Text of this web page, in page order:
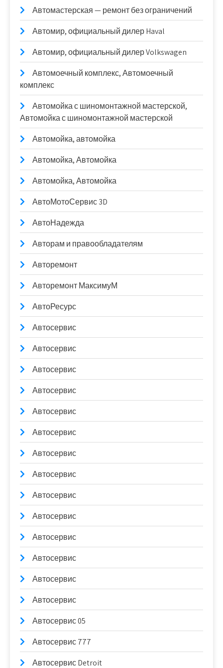
Автомастерская — ремонт без ограничений
Автомир, официальный дилер Haval
Автомир, официальный дилер Volkswagen
Автомоечный комплекс, Автомоечный
комплекс
Автомойка с шиномонтажной мастерской,
Автомойка с шиномонтажной мастерской
Автомойка, автомойка
Автомойка, Автомойка
Автомойка, Автомойка
АвтоМотоСервис 3D
АвтоНадежда
Авторам и правообладателям
Авторемонт
Авторемонт МаксимуМ
АвтоРесурс
Автосервис
Автосервис
Автосервис
Автосервис
Автосервис
Автосервис
Автосервис
Автосервис
Автосервис
Автосервис
Автосервис
Автосервис
Автосервис
Автосервис
Автосервис 05
Автосервис 777
Автосервис Detroit